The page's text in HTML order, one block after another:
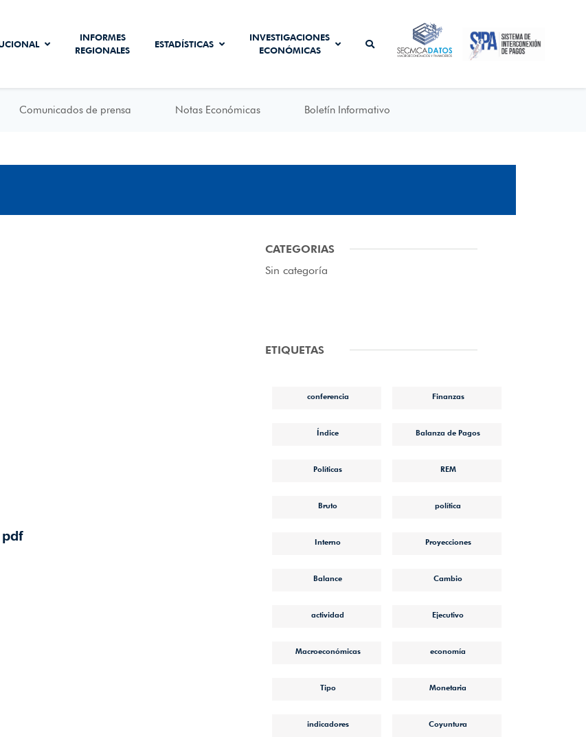
INFORMES
REGIONALES
ESTADÍSTICAS
INVESTIGACIONES
ECONÓMICAS
SECMCA
DATOS
SISTEMA DE
INTERCONEXIÓN
DE PAGOS
Comunicados de prensa Notas Económicas Boletín Informativo
pdf
CATEGORIAS
Sin categoría
ETIQUETAS
conferencia Finanzas
Índice Balanza de Pagos
Políticas REM
Bruto política
Interno Proyecciones
Balance Cambio
actividad Ejecutivo
Macroeconómicas economía
Tipo Monetaria
indicadores Coyuntura